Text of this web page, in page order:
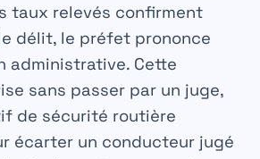
taux relevés confirment
délit, le préfet prononce
administrative. Cette
sans passer par un juge,
de sécurité routière
écarter un conducteur jugé